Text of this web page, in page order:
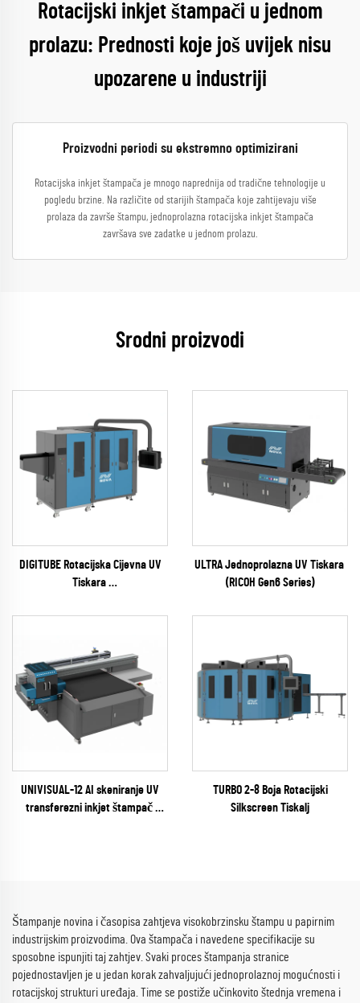
Rotacijski inkjet štampači u jednom
prolazu: Prednosti koje još uvijek nisu
upozarene u industriji
Proizvodni periodi su ekstremno optimizirani
Rotacijska inkjet štampača je mnogo naprednija od tradične tehnologije u
pogledu brzine. Na različite od starijih štampača koje zahtijevaju više
prolaza da završe štampu, jednoprolazna rotacijska inkjet štampača
završava sve zadatke u jednom prolazu.
Srodni proizvodi
DIGITUBE Rotacijska Cijevna UV
Tiskara
ULTRA Jednoprolazna UV Tiskara
(RICOH Gen6 Series)
UNIVISUAL-12 AI skeniranje UV
transferezni inkjet štampač
TURBO 2-8 Boja Rotacijski
Silkscreen Tiskalj
Štampanje novina i časopisa zahtjeva visokobrzinsku štampu u papirnim
industrijskim proizvodima. Ova štampača i navedene specifikacije su
sposobne ispunjiti taj zahtjev. Svaki proces štampanja stranice
pojednostavljen je u jedan korak zahvaljujući jednoprolaznoj mogućnosti i
rotacijskoj strukturi uređaja. Time se postiže učinkovito štednja vremena i